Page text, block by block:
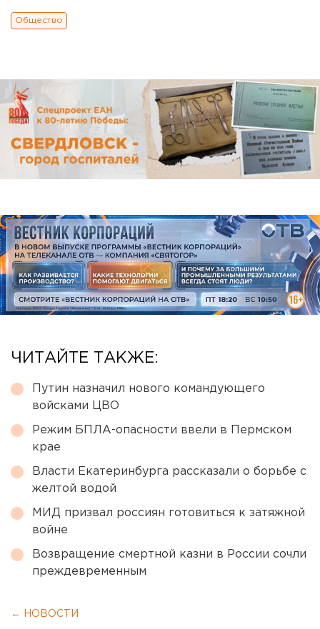
Общество
ЧИТАЙТЕ ТАКЖЕ:
Путин назначил нового командующего
войсками ЦВО
Режим БПЛА-опасности ввели в Пермском
крае
Власти Екатеринбурга рассказали о борьбе с
желтой водой
МИД призвал россиян готовиться к затяжной
войне
Возвращение смертной казни в России сочли
преждевременным
← НОВОСТИ